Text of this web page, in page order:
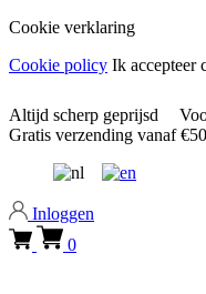
Cookie verklaring
Cookie policy Ik accepteer
Altijd scherp geprijsd
Gratis verzending vanaf
Inloggen
0